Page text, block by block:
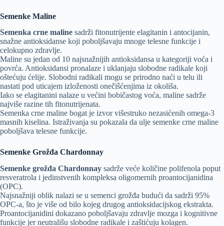
Semenke Maline
Semenka crne maline sadrži fitonutrijente elagitanin i antocijanin,
snažne antioksidanse koji poboljšavaju mnoge telesne funkcije i
celokupno zdravlje.
Maline su jedan od 10 najsnažnijih antioksidansa u kategoriji voća i
povrća. Antioksidansi pronalaze i uklanjaju slobodne radikale koji
oštećuju ćelije. Slobodni radikali mogu se prirodno naći u telu ili
nastati pod uticajem izloženosti onečišćenjima iz okoliša.
Iako se elagitanini nalaze u većini bobičastog voća, maline sadrže
najviše razine tih fitonutrijenata.
Semenka crne maline bogat je izvor višestruko nezasićenih omega-3
masnih kiselina. Istraživanja su pokazala da ulje semenke crne maline
poboljšava telesne funkcije.
Semenke Grožđa Chardonnay
Semenke grožđa Chardonnay sadrže veće količine polifenola poput
resveratrola i jedinstvenih kompleksa oligomernih proantocijanidina
(OPC).
Najsnažniji oblik nalazi se u semenci grožđa budući da sadrži 95%
OPC-a, što je više od bilo kojeg drugog antioksidacijskog ekstrakta.
Proantocijanidini dokazano poboljšavaju zdravlje mozga i kognitivne
funkcije jer neutrališu slobodne radikale i zaštićuju kolagen.